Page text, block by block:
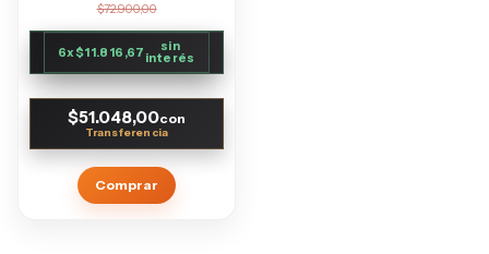
$72.900,00
6x$11.816,67 sin
interés
$51.048,00con
Comprar